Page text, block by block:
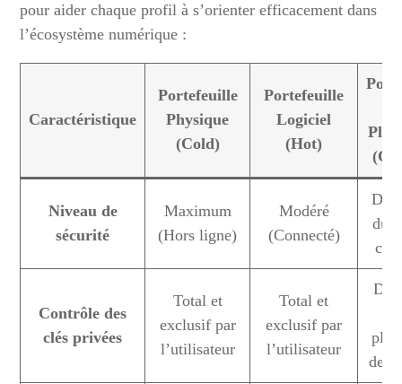
pour aider chaque profil à s’orienter efficacement dans
l’écosystème numérique :
Caractéristique
Portefeuille
Physique
(Cold)
Portefeuille
Logiciel
(Hot)
Niveau de
sécurité
Maximum
(Hors ligne)
Modéré
(Connecté)
du
Contrôle des
clés privées
Total et
exclusif par
l’utilisateur
Total et
exclusif par
l’utilisateur
de